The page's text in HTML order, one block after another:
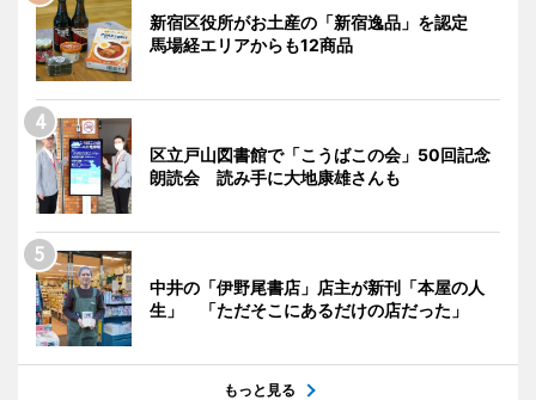
新宿区役所がお土産の「新宿逸品」を認定
馬場経エリアからも12商品
区立戸山図書館で「こうばこの会」50回記念
朗読会 読み手に大地康雄さんも
中井の「伊野尾書店」店主が新刊「本屋の人
生」 「ただそこにあるだけの店だった」
もっと見る